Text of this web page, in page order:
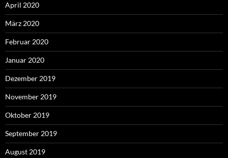
April 2020
März 2020
Februar 2020
Januar 2020
Dezember 2019
November 2019
Oktober 2019
September 2019
August 2019